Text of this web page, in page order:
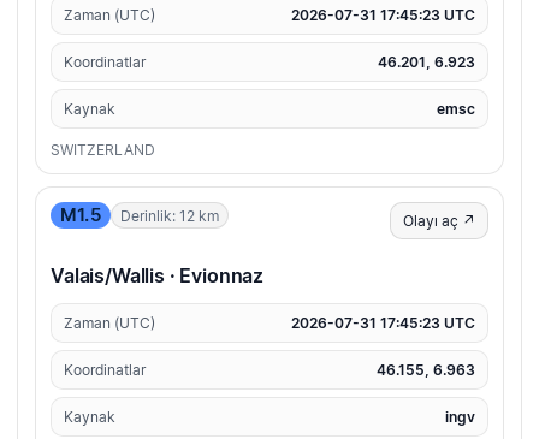
Zaman (UTC) 2026-07-31 17:45:23 UTC
Koordinatlar 46.201, 6.923
Kaynak emsc
SWITZERLAND
M1.5 Derinlik: 12 km Olayı aç ↗
Valais/Wallis · Evionnaz
Zaman (UTC) 2026-07-31 17:45:23 UTC
Koordinatlar 46.155, 6.963
Kaynak ingv